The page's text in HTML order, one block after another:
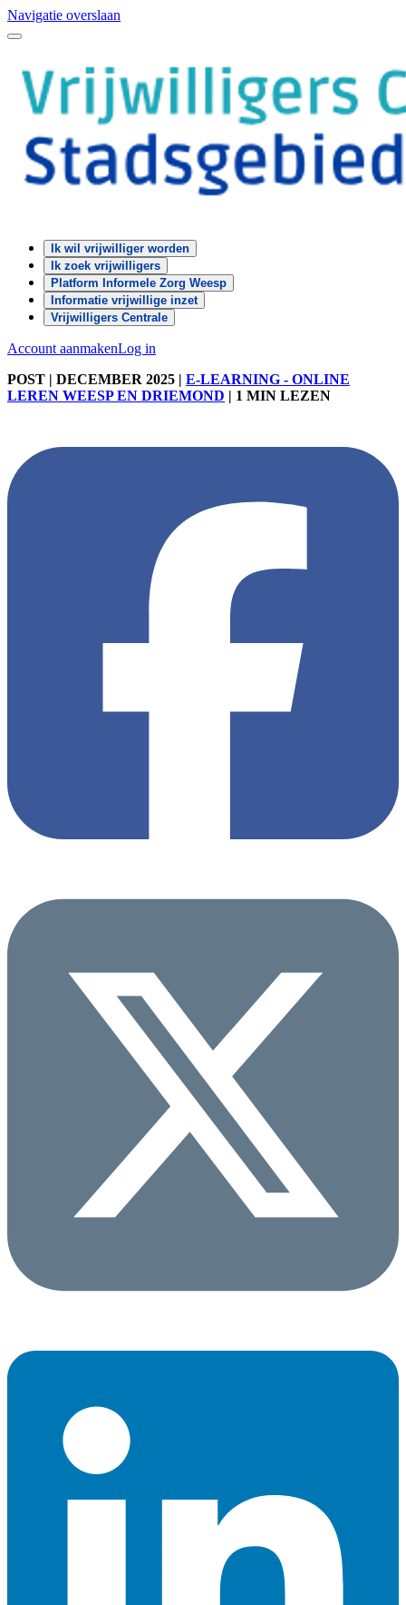
Navigatie overslaan
Ik wil vrijwilliger worden
Ik zoek vrijwilligers
Platform Informele Zorg Weesp
Informatie vrijwillige inzet
Vrijwilligers Centrale
Account aanmakenLog in
POST | DECEMBER 2025 | E-LEARNING - ONLINE
LEREN WEESP EN DRIEMOND | 1 MIN LEZEN